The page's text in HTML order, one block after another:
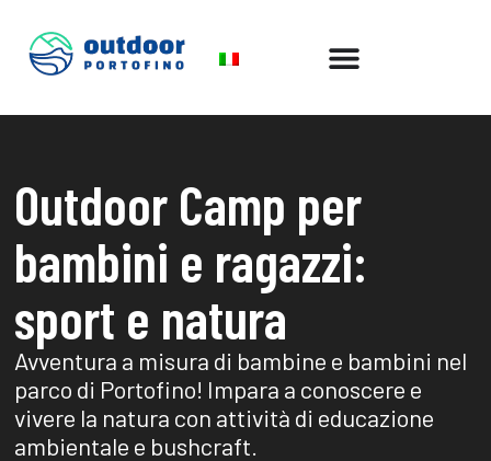
Outdoor Camp per
bambini e ragazzi:
sport e natura
Avventura a misura di bambine e bambini nel
parco di Portofino! Impara a conoscere e
vivere la natura con attività di educazione
ambientale e bushcraft.